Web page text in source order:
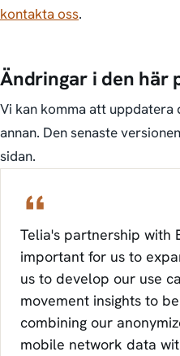
kontakta oss.
Ändringar i den här
Vi kan komma att
annan. Den senaste
sidan.
Telia's partnership with
important for us to
us to develop our use
movement insights to
combining our
mobile network data